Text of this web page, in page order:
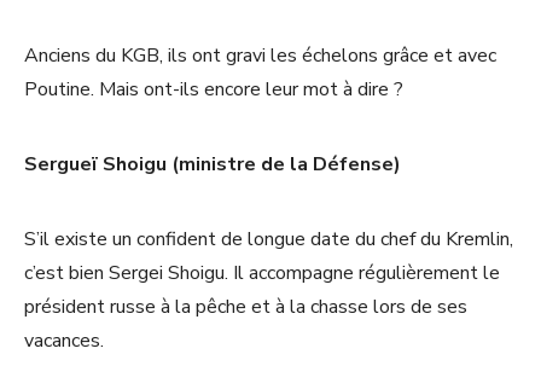
Anciens du KGB, ils ont gravi les échelons grâce et avec
Poutine. Mais ont-ils encore leur mot à dire ?
Sergueï Shoigu (ministre de la Défense)
S’il existe un confident de longue date du chef du Kremlin,
c’est bien Sergei Shoigu. Il accompagne régulièrement le
président russe à la pêche et à la chasse lors de ses
vacances.